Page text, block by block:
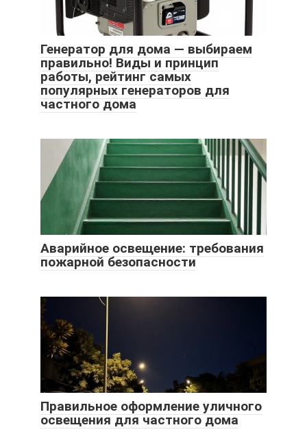
Генератор для дома — выбираем
правильно! Виды и принцип
работы, рейтинг самых
популярных генераторов для
частного дома
Аварийное освещение: требования
пожарной безопасности
Правильное оформление уличного
освещения для частного дома